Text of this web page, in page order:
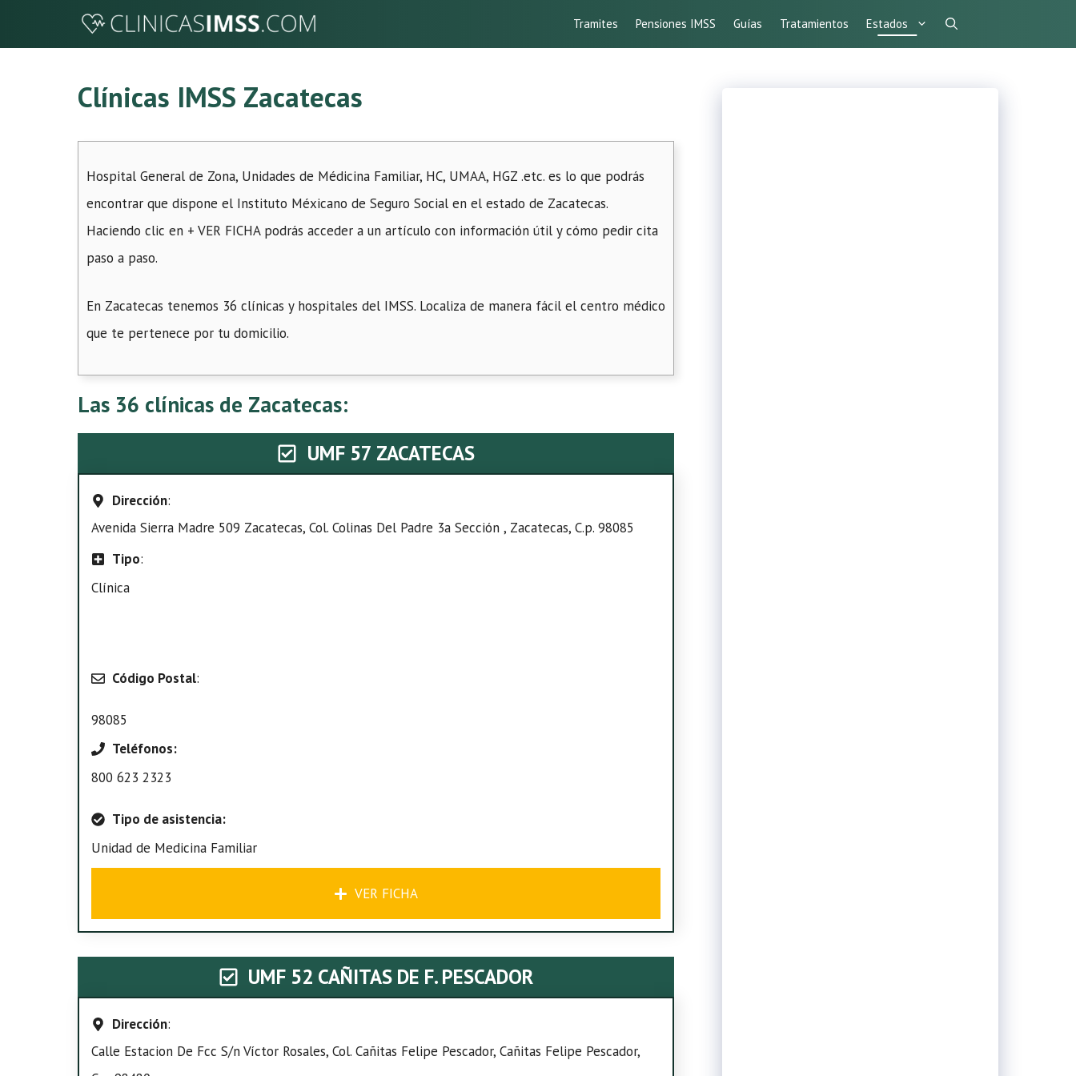
Tramites Pensiones IMSS Guías Tratamientos Estados
Clínicas IMSS Zacatecas
Hospital General de Zona, Unidades de Médicina Familiar, HC, UMAA, HGZ .etc. es lo que podrás
encontrar que dispone el Instituto Méxicano de Seguro Social en el estado de Zacatecas.
Haciendo clic en + VER FICHA podrás acceder a un artículo con información útil y cómo pedir cita
paso a paso.
En Zacatecas tenemos 36 clínicas y hospitales del IMSS. Localiza de manera fácil el centro médico
que te pertenece por tu domicilio.
Las 36 clínicas de Zacatecas:
UMF 57 ZACATECAS
Dirección:
Avenida Sierra Madre 509 Zacatecas, Col. Colinas Del Padre 3a Sección , Zacatecas, C.p. 98085
Tipo:
Clínica
Código Postal:
98085
Teléfonos:
800 623 2323
Tipo de asistencia:
Unidad de Medicina Familiar
VER FICHA
UMF 52 CAÑITAS DE F. PESCADOR
Dirección:
Calle Estacion De Fcc S/n Víctor Rosales, Col. Cañitas Felipe Pescador, Cañitas Felipe Pescador,